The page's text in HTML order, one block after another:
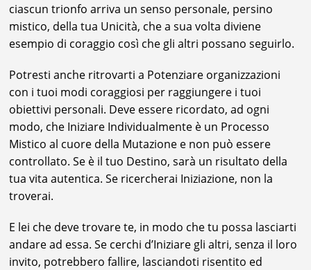
ciascun trionfo arriva un senso personale, persino
mistico, della tua Unicità, che a sua volta diviene
esempio di coraggio così che gli altri possano seguirlo.
Potresti anche ritrovarti a Potenziare organizzazioni
con i tuoi modi coraggiosi per raggiungere i tuoi
obiettivi personali. Deve essere ricordato, ad ogni
modo, che Iniziare Individualmente è un Processo
Mistico al cuore della Mutazione e non può essere
controllato. Se è il tuo Destino, sarà un risultato della
tua vita autentica. Se ricercherai Iniziazione, non la
troverai.
E lei che deve trovare te, in modo che tu possa lasciarti
andare ad essa. Se cerchi d’Iniziare gli altri, senza il loro
invito, potrebbero fallire, lasciandoti risentito ed